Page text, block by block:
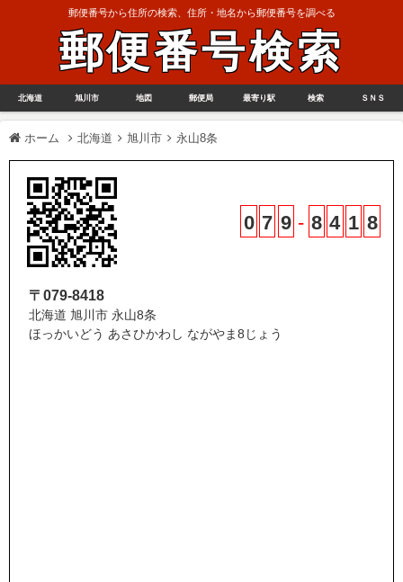
郵便番号から住所の検索、住所・地名から郵便番号を調べる
郵便番号検索
北海道 旭川市 地図 郵便局 最寄り駅 検索 ＳＮＳ
ホーム 北海道 旭川市 永山8条
0 7 9 - 8 4 1 8
〒079-8418
北海道 旭川市 永山8条
ほっかいどう あさひかわし ながやま8じょう